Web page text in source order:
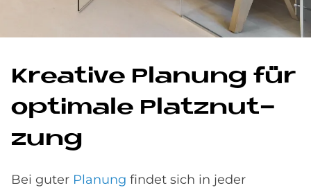
Krea­ti­ve Pla­nung für
op­ti­ma­le Platz­nut­
zung
Bei guter Planung findet sich in jeder